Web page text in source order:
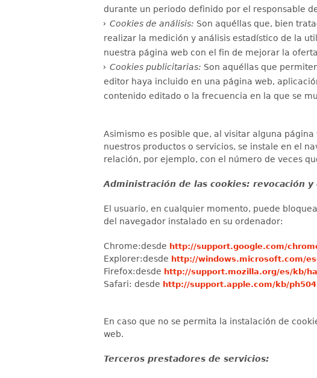
durante un periodo definido por el responsable
Cookies de análisis: Son aquéllas que, bien
realizar la medición y análisis estadístico de la
nuestra página web con el fin de mejorar la
Cookies publicitarias: Son aquéllas que
editor haya incluido en una página web,
contenido editado o la frecuencia en la que se
Asimismo es posible que, al visitar alguna
nuestros productos o servicios, se instale en el
relación, por ejemplo, con el número de veces
Administración de las cookies: revocación
El usuario, en cualquier momento, puede
del navegador instalado en su ordenador:
Chrome:desde http://support.google.com/
Explorer:desde http://windows.microsoft.com/
Firefox:desde http://support.mozilla.org/es/kb/
Safari: desde http://support.apple.com/kb/
En caso que no se permita la instalación de
web.
Terceros prestadores de servicios: